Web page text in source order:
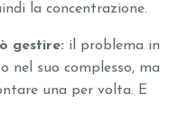
la concentrazione.
gestire: il problema in
nel suo complesso, ma
una per volta. E